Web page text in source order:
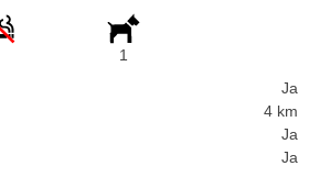
1
Ja
4 km
Ja
Ja